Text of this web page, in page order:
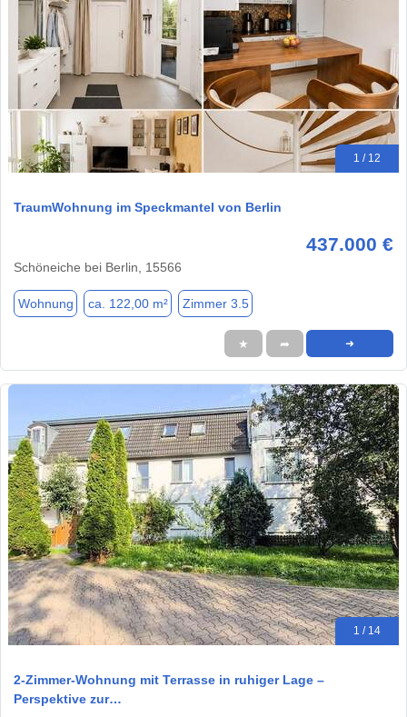
1 / 12
TraumWohnung im Speckmantel von Berlin
437.000 €
Schöneiche bei Berlin, 15566
Wohnung ca. 122,00 m² Zimmer 3.5
★ ➦ ➜
1 / 14
2-Zimmer-Wohnung mit Terrasse in ruhiger Lage –
Perspektive zur…